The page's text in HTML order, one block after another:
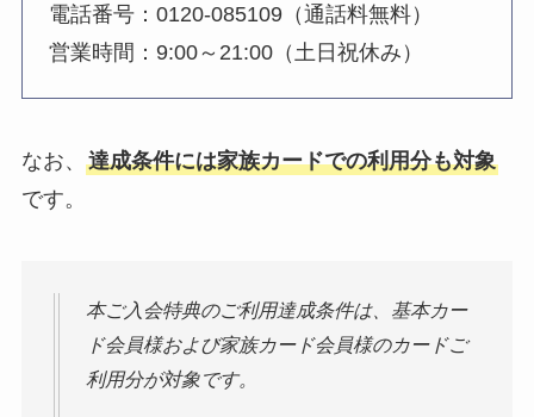
電話番号：0120-085109（通話料無料）
営業時間：9:00～21:00（土日祝休み）
なお、 達成条件には家族カードでの利用分も対象
です。
本ご入会特典のご利用達成条件は、基本カー
ド会員様および家族カード会員様のカードご
利用分が対象です。